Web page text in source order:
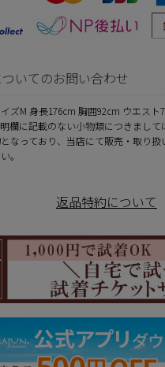
いてのお問い合わせ
ズM 身長176cm 胸囲92cm ウエスト
欄に記載のない小物類につきまして
なっており、当店にて販売・取り
。
返品特約について